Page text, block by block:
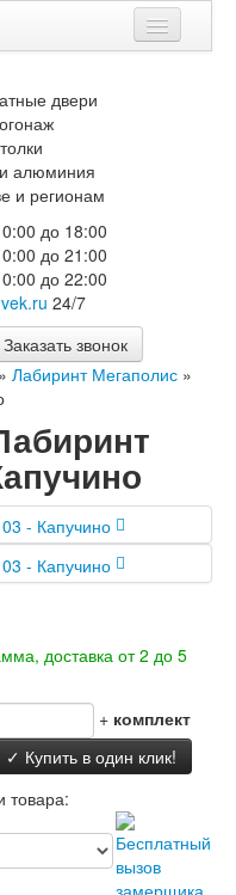
для улицы
тамбурная под
двери
алюминия
и регионам
до 18:00
до 21:00
до 22:00
24/7
Заказать звонок
Лабиринт Мегаполис »
доставка от 2 до 5
+ комплект
✓ Купить в один клик!
товара: